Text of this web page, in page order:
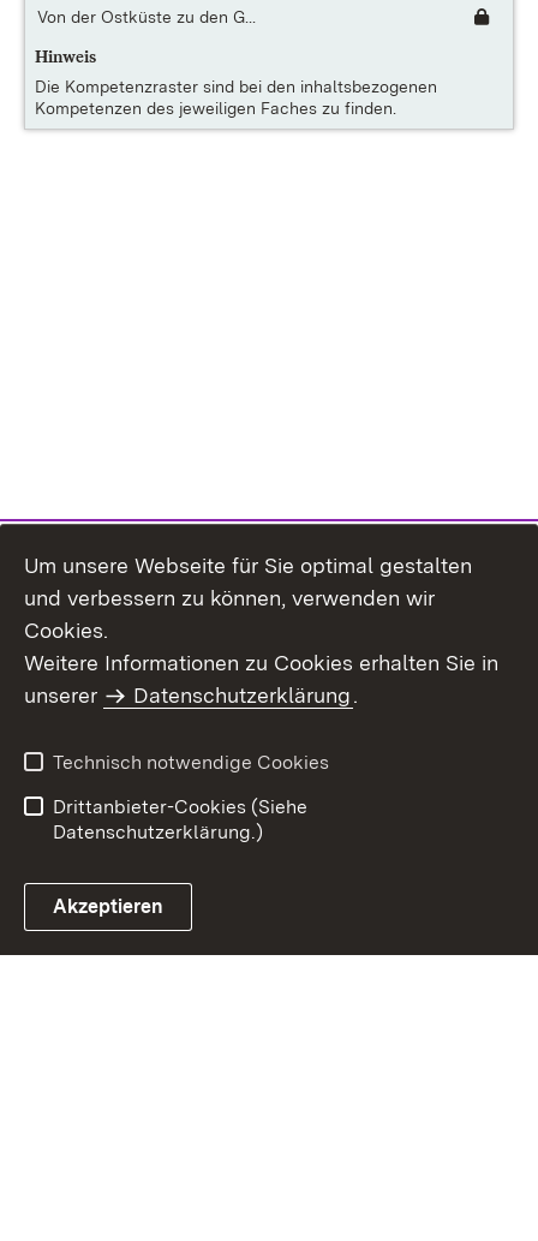
Von der Ostküste zu den G...
Hinweis
Die Kompetenzraster sind bei den inhaltsbezogenen
Kompetenzen des jeweiligen Faches zu finden.
Um unsere Webseite für Sie optimal gestalten
und verbessern zu können, verwenden wir
Cookies.
Weitere Informationen zu Cookies erhalten Sie in
unserer
Datenschutzerklärung.
Technisch notwendige Cookies
Drittanbieter-Cookies (Siehe
Datenschutzerklärung.)
Akzeptieren